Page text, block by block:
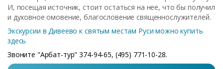
И, посещая источник, стоит остаться на нее, что бы получил
и духовное омовение, благословение священнослужителей.
Экскурсии в Дивеево к святым местам Руси можно купить
здесь
Звоните "Арбат-тур" 374-94-65, (495) 771-10-28.